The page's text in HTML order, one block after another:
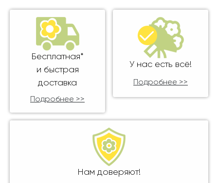
Бесплатная*
и быстрая
доставка
Подробнее >>
У нас есть всё!
Подробнее >>
Нам доверяют!